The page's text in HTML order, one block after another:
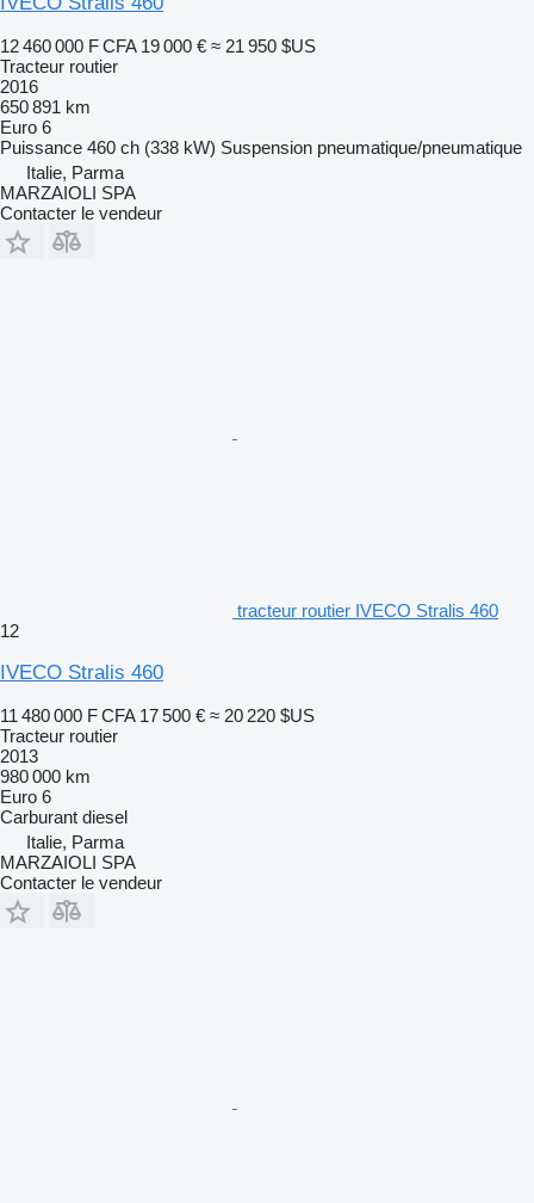
12 460 000 F CFA 19 000 € ≈ 21 950 $US
Tracteur routier
2016
650 891 km
Euro 6
Puissance 460 ch (338 kW) Suspension pneumatique/pneumatique
Italie, Parma
MARZAIOLI SPA
Contacter le vendeur
tracteur routier IVECO Stralis 460
12
IVECO Stralis 460
11 480 000 F CFA 17 500 € ≈ 20 220 $US
Tracteur routier
2013
980 000 km
Euro 6
Carburant diesel
Italie, Parma
MARZAIOLI SPA
Contacter le vendeur